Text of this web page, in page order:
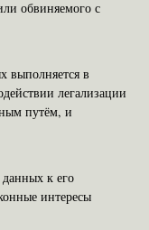
обвиняемого с
выполняется в
легализации
путём, и
данных к его
интересы